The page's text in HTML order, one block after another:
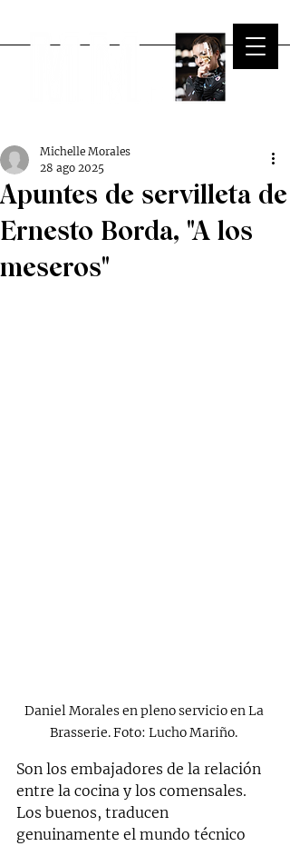
Apuntes de servilleta de
Ernesto Borda, "A los
meseros"
Michelle Morales
28 ago 2025
Daniel Morales en pleno servicio en La
Brasserie. Foto: Lucho Mariño.
Son los embajadores de la relación
entre la cocina y los comensales.
Los buenos, traducen
genuinamente el mundo técnico